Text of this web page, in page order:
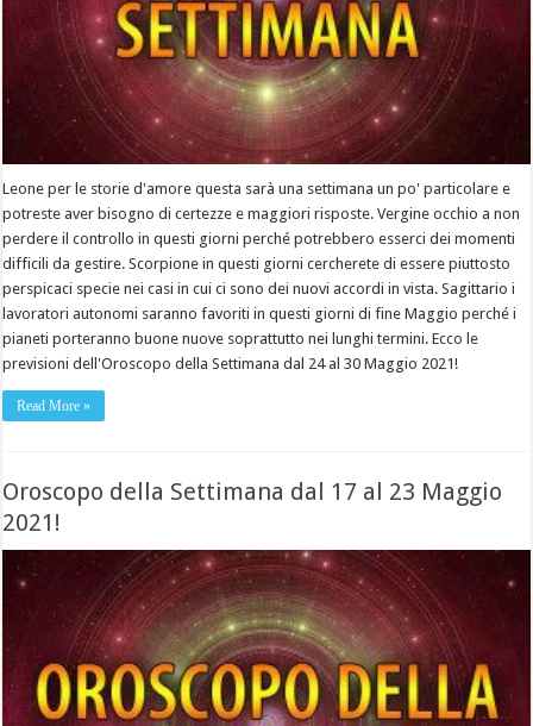
Leone per le storie d'amore questa sarà una settimana un po' particolare e
potreste aver bisogno di certezze e maggiori risposte. Vergine occhio a non
perdere il controllo in questi giorni perché potrebbero esserci dei momenti
difficili da gestire. Scorpione in questi giorni cercherete di essere piuttosto
perspicaci specie nei casi in cui ci sono dei nuovi accordi in vista. Sagittario i
lavoratori autonomi saranno favoriti in questi giorni di fine Maggio perché i
pianeti porteranno buone nuove soprattutto nei lunghi termini. Ecco le
previsioni dell'Oroscopo della Settimana dal 24 al 30 Maggio 2021!
Read More »
Oroscopo della Settimana dal 17 al 23 Maggio
2021!